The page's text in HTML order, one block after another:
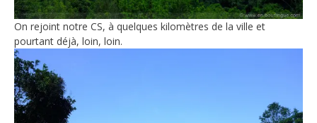
On rejoint notre CS, à quelques kilomètres de la ville et
pourtant déjà, loin, loin.